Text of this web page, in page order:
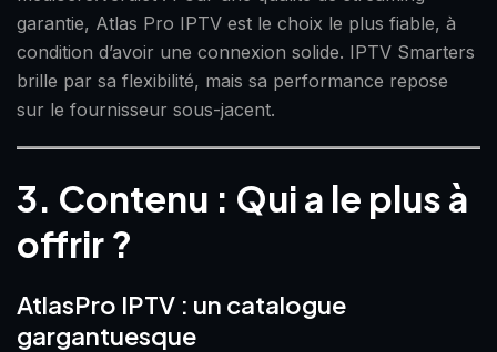
garantie, Atlas Pro IPTV est le choix le plus fiable, à
condition d’avoir une connexion solide. IPTV Smarters
brille par sa flexibilité, mais sa performance repose
sur le fournisseur sous-jacent.
3. Contenu : Qui a le plus à
offrir ?
AtlasPro IPTV : un catalogue
gargantuesque